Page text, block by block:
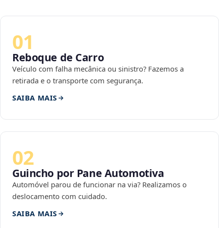
01
Reboque de Carro
Veículo com falha mecânica ou sinistro? Fazemos a
retirada e o transporte com segurança.
SAIBA MAIS
02
Guincho por Pane Automotiva
Automóvel parou de funcionar na via? Realizamos o
deslocamento com cuidado.
SAIBA MAIS